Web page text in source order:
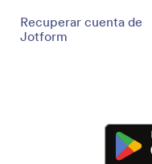
Recuperar cuenta de
Jotform